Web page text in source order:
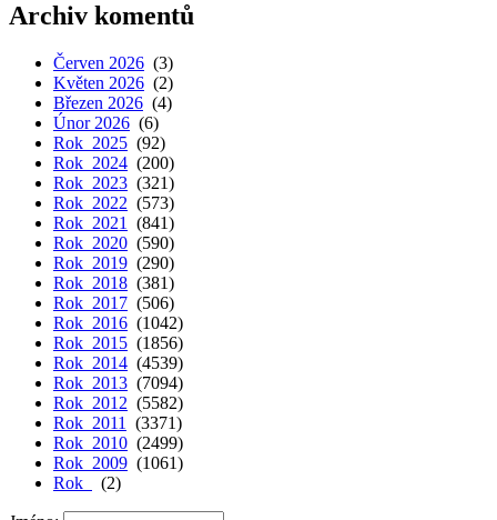
Archiv komentů
Červen 2026 (3)
Květen 2026 (2)
Březen 2026 (4)
Únor 2026 (6)
Rok 2025 (92)
Rok 2024 (200)
Rok 2023 (321)
Rok 2022 (573)
Rok 2021
(841)
Rok 2020 (590)
Rok 2019 (290)
Rok 2018 (381)
Rok 2017 (506)
Rok 2016 (1042)
Rok 2015 (1856)
Rok 2014 (4539)
Rok 2013 (7094)
Rok 2012 (5582)
Rok 2011
(3371)
Rok 2010 (2499)
Rok 2009 (1061)
Rok
(2)